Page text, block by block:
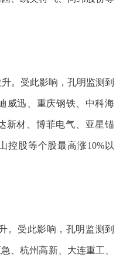
。受此影响，孔明监测到
威迅、重庆钢铁、中科海
新材、博菲电气、亚星锚
控股等个股最高涨10%以
。受此影响，孔明监测到
、杭州高新、大连重工、